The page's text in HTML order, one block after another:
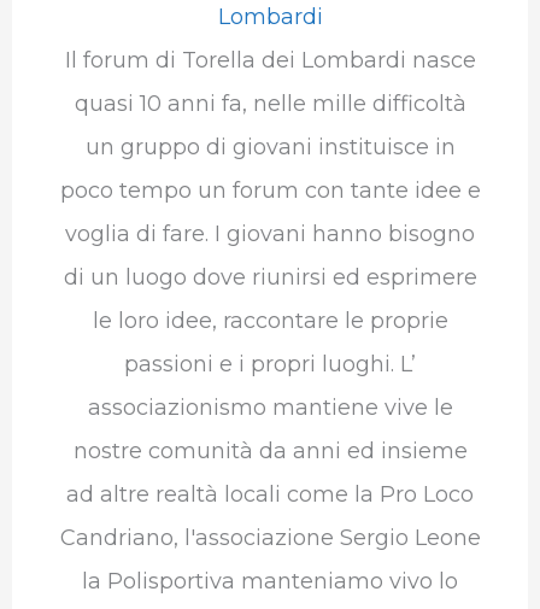
Lombardi
Il forum di Torella dei Lombardi nasce
quasi 10 anni fa, nelle mille difficoltà
un gruppo di giovani instituisce in
poco tempo un forum con tante idee e
voglia di fare. I giovani hanno bisogno
di un luogo dove riunirsi ed esprimere
le loro idee, raccontare le proprie
passioni e i propri luoghi. L’
associazionismo mantiene vive le
nostre comunità da anni ed insieme
ad altre realtà locali come la Pro Loco
Candriano, l'associazione Sergio Leone
la Polisportiva manteniamo vivo lo